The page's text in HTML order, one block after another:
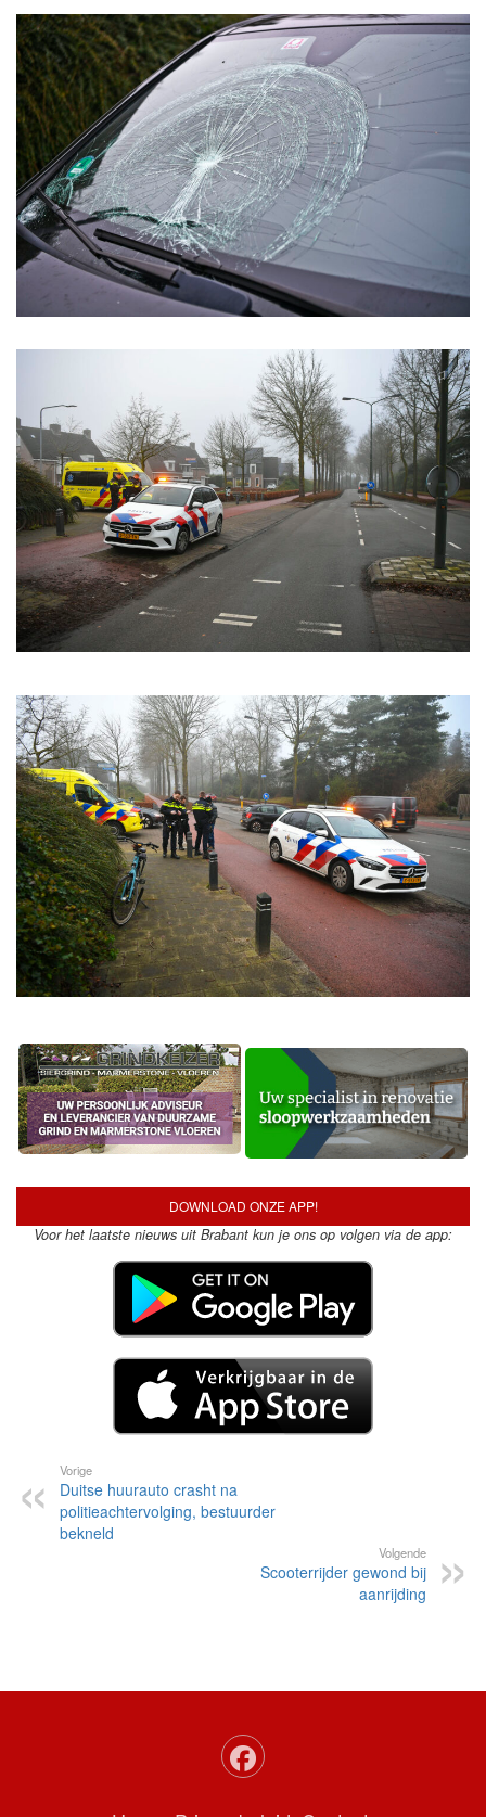
DOWNLOAD ONZE APP!
Voor het laatste nieuws uit Brabant kun je ons op volgen via de app:
Vorige
Duitse huurauto crasht na
politieachtervolging, bestuurder
bekneld
Volgende
Scooterrijder gewond bij
aanrijding